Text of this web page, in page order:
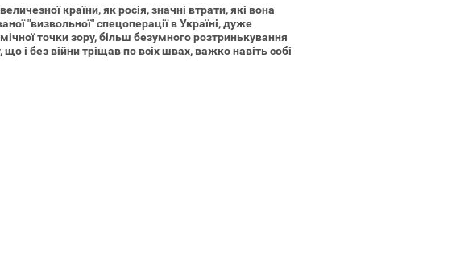
країни, як росія, значні втрати, які вона
"визвольної" спецоперації в Україні, дуже
точки зору, більш безумного розтринькування
і без війни тріщав по всіх швах, важко навіть собі